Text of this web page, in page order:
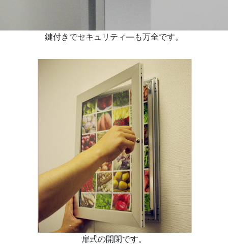
鍵付きでセキュリティ―も万全です。
扉式の開閉です。